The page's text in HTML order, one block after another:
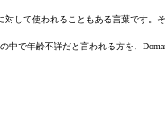
対して使われることもある言葉です。
中で年齢不詳だと言われる方を、